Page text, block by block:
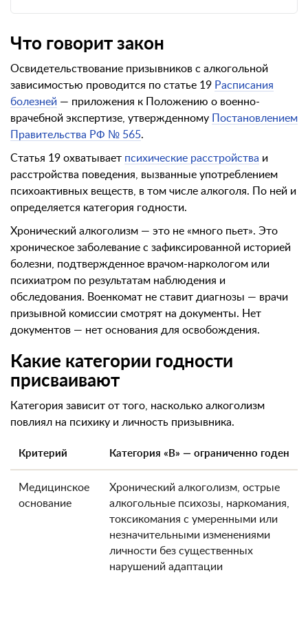
Что говорит закон
Освидетельствование призывников с алкогольной
зависимостью проводится по статье 19 Расписания
болезней — приложения к Положению о военно-
врачебной экспертизе, утвержденному
Постановлением
Правительства РФ № 565.
Статья 19 охватывает психические расстройства и
расстройства поведения, вызванные употреблением
психоактивных веществ, в том числе алкоголя. По ней и
определяется категория годности.
Хронический алкоголизм — это не «много пьет». Это
хроническое заболевание с зафиксированной историей
болезни, подтвержденное врачом-наркологом или
психиатром по результатам наблюдения и
обследования. Военкомат не ставит диагнозы — врачи
призывной комиссии смотрят на документы. Нет
документов — нет основания для освобождения.
Какие категории годности
присваивают
Категория зависит от того, насколько алкоголизм
повлиял на психику и личность призывника.
Критерий Категория «В» — ограниченно годен
Медицинское
основание
Хронический алкоголизм, острые
алкогольные психозы, наркомания,
токсикомания с умеренными или
незначительными изменениями
личности без существенных
нарушений адаптации